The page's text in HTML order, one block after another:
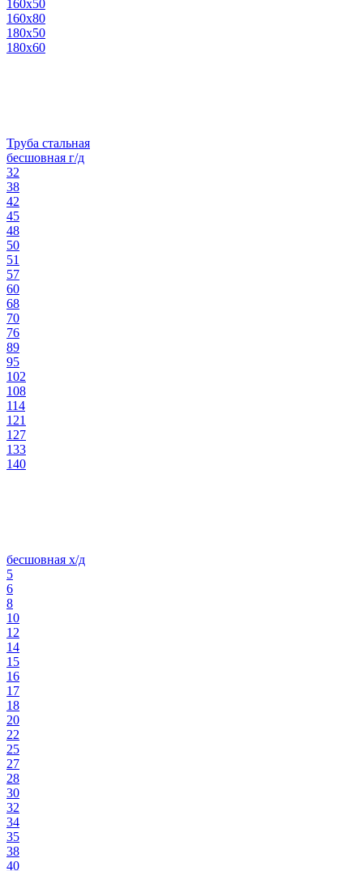
160х50
160х80
180х50
180х60
Труба стальная
бесшовная г/д
32
38
42
45
48
50
51
57
60
68
70
76
89
95
102
108
114
121
127
133
140
бесшовная х/д
5
6
8
10
12
14
15
16
17
18
20
22
25
27
28
30
32
34
35
38
40